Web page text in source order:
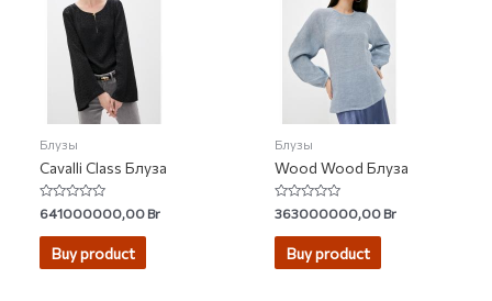
Блузы
Cavalli Class Блуза
Rated
0
out
641000000,00Br
Buy product
Блузы
Wood Wood Блуза
Rated
0
out
363000000,00Br
Buy product